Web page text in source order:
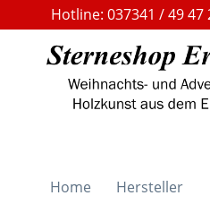
Hotline: 037341 / 49 47
Home
Hersteller